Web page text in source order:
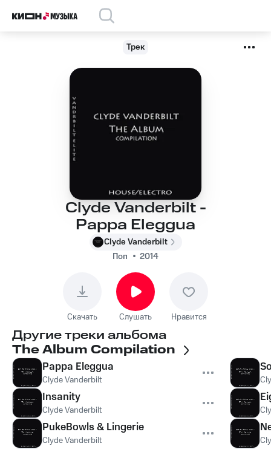
Трек
Clyde Vanderbilt -
Pappa Eleggua
Clyde Vanderbilt
Поп
2014
Скачать Слушать Нравится
Другие треки альбома
The Album Compilation
Pappa Eleggua
Clyde Vanderbilt
Insanity
Clyde Vanderbilt
PukeBowls & Lingerie
Clyde Vanderbilt